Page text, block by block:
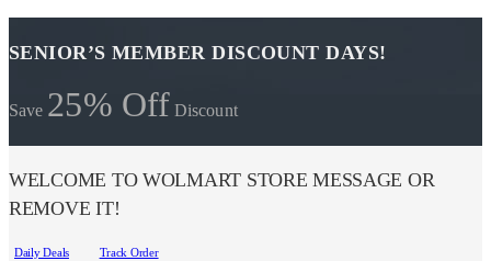
SENIOR’S MEMBER DISCOUNT DAYS!
Save 25% Off Discount
WELCOME TO WOLMART STORE MESSAGE OR
REMOVE IT!
Daily Deals
Track Order